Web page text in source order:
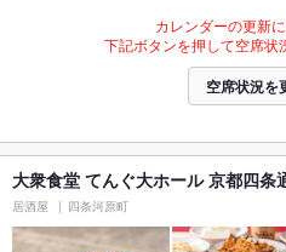
カレンダーの更新
下記ボタンを押して空席状
空席状況を
大衆食堂 てんぐ大ホール 京都四条
居酒屋 四条河原町